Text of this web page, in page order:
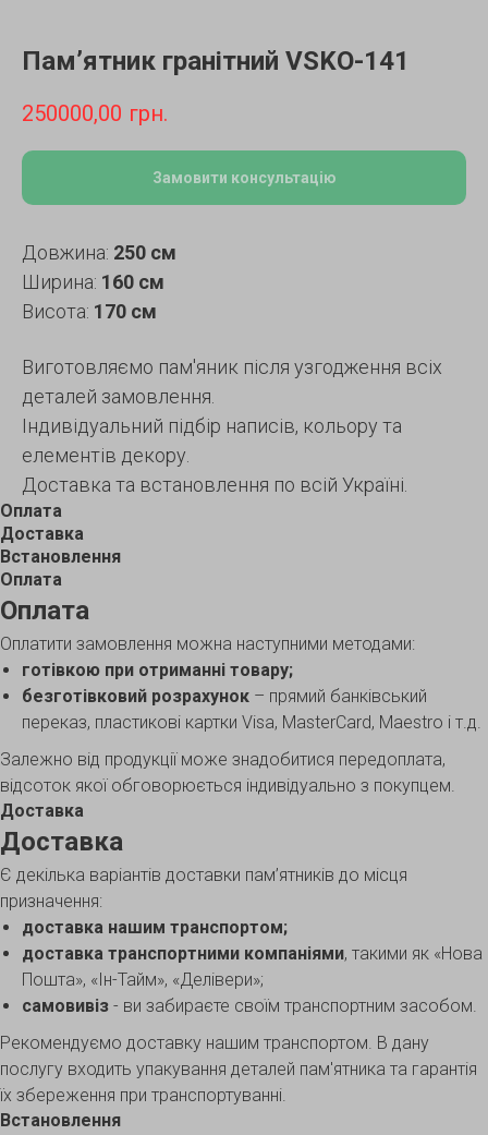
Пам’ятник гранітний VSKO-141
250000,00 грн.
Замовити консультацію
Довжина: 250 см
Ширина: 160 см
Висота: 170 см
Виготовляємо пам'яник після узгодження всіх
деталей замовлення.
Індивідуальний підбір написів, кольору та
елементів декору.
Доставка та встановлення по всій Україні.
Оплата
Доставка
Встановлення
Оплата
Оплата
Оплатити замовлення можна наступними методами:
готівкою при отриманні товару;
безготівковий розрахунок – прямий банківський
переказ, пластикові картки Visa, MasterCard, Maestro і т.д.
Залежно від продукції може знадобитися передоплата,
відсоток якої обговорюється індивідуально з покупцем.
Доставка
Доставка
Є декілька варіантів доставки пам’ятників до місця
призначення:
доставка нашим транспортом;
доставка транспортними компаніями, такими як «Нова
Пошта», «Ін-Тайм», «Делівери»;
самовивіз - ви забираєте своїм транспортним засобом.
Рекомендуємо доставку нашим транспортом. В дану
послугу входить упакування деталей пам'ятника та гарантія
їх збереження при транспортуванні.
Встановлення